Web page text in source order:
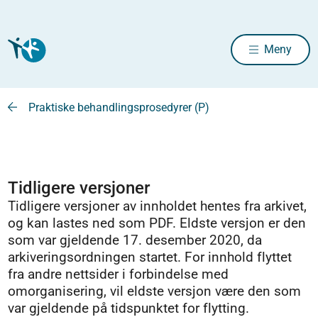
Meny
Praktiske behandlingsprosedyrer (P)
Tidligere versjoner
Tidligere versjoner av innholdet hentes fra arkivet,
og kan lastes ned som PDF. Eldste versjon er den
som var gjeldende 17. desember 2020, da
arkiveringsordningen startet. For innhold flyttet
fra andre nettsider i forbindelse med
omorganisering, vil eldste versjon være den som
var gjeldende på tidspunktet for flytting.